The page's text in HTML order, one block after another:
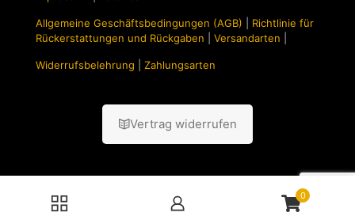
Allgemeine Geschäftsbedingungen (AGB)
Richtlinie für
Rückerstattungen und Rückgaben
Versandarten
Widerrufsbelehrung Zahlungsarten
Vertrag widerrufen
0